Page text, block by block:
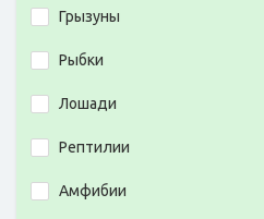
Грызуны
Рыбки
Лошади
Рептилии
Амфибии